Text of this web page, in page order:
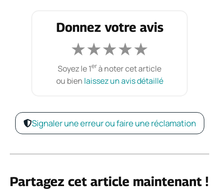
Donnez votre avis
★★★★★
Soyez le 1erà noter cet article
ou bien laissez un avis détaillé
Signaler une erreur ou faire une réclamation
Partagez cet article maintenant !